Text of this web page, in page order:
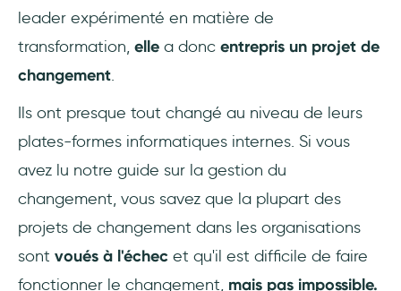
leader expérimenté en matière de
transformation, elle a donc entrepris un projet de
changement.
Ils ont presque tout changé au niveau de leurs
plates-formes informatiques internes. Si vous
avez lu notre guide sur la gestion du
changement, vous savez que la plupart des
projets de changement dans les organisations
sont voués à l'échec et qu'il est difficile de faire
fonctionner le changement, mais pas impossible.